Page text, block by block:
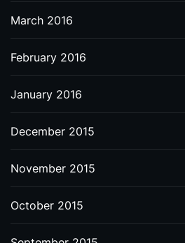
March 2016
February 2016
January 2016
December 2015
November 2015
October 2015